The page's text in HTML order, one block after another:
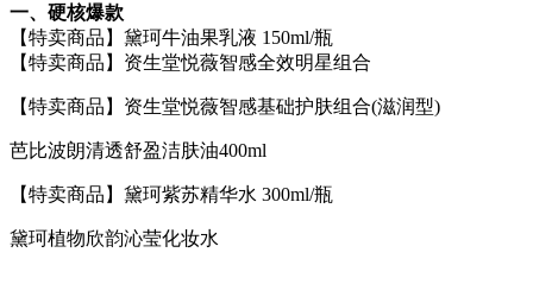
一、硬核爆款
【特卖商品】黛珂牛油果乳液 150ml/瓶
【特卖商品】资生堂悦薇智感全效明星组合
【特卖商品】资生堂悦薇智感基础护肤组合(滋润型)
芭比波朗清透舒盈洁肤油400ml
【特卖商品】黛珂紫苏精华水 300ml/瓶
黛珂植物欣韵沁莹化妆水